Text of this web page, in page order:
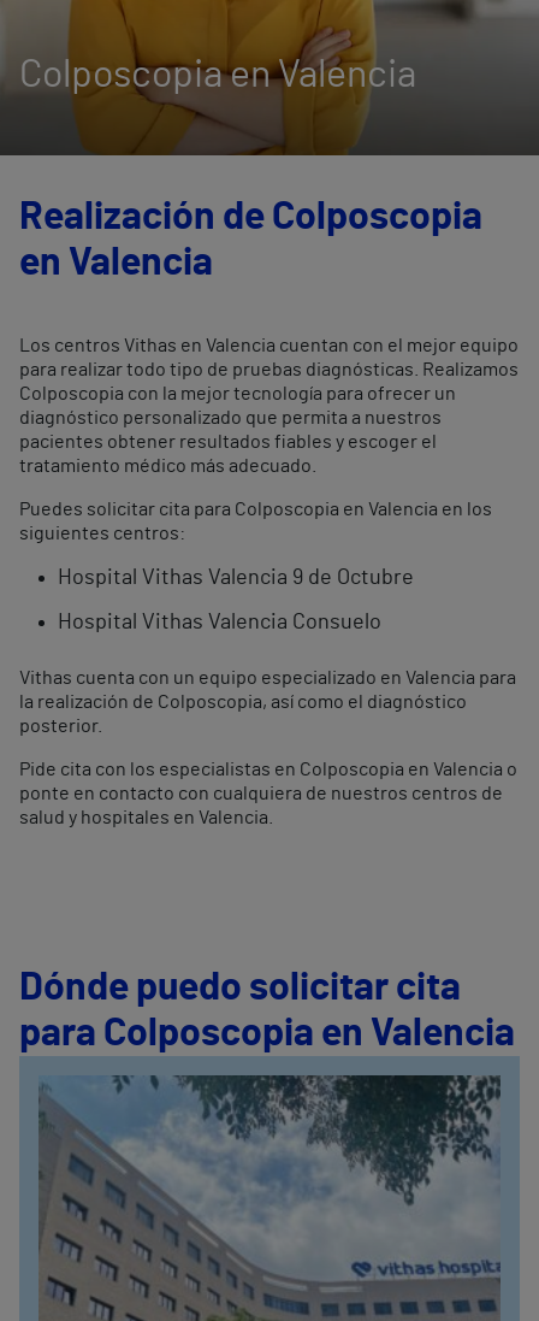
Colposcopia en Valencia
Realización de Colposcopia
en Valencia
Los centros Vithas en Valencia cuentan con el mejor equipo
para realizar todo tipo de pruebas diagnósticas. Realizamos
Colposcopia con la mejor tecnología para ofrecer un
diagnóstico personalizado que permita a nuestros
pacientes obtener resultados fiables y escoger el
tratamiento médico más adecuado.
Puedes solicitar cita para Colposcopia en Valencia en los
siguientes centros:
Hospital Vithas Valencia 9 de Octubre
Hospital Vithas Valencia Consuelo
Vithas cuenta con un equipo especializado en Valencia para
la realización de Colposcopia, así como el diagnóstico
posterior.
Pide cita con los especialistas en Colposcopia en Valencia o
ponte en contacto con cualquiera de nuestros centros de
salud y hospitales en Valencia.
Dónde puedo solicitar cita
para Colposcopia en Valencia